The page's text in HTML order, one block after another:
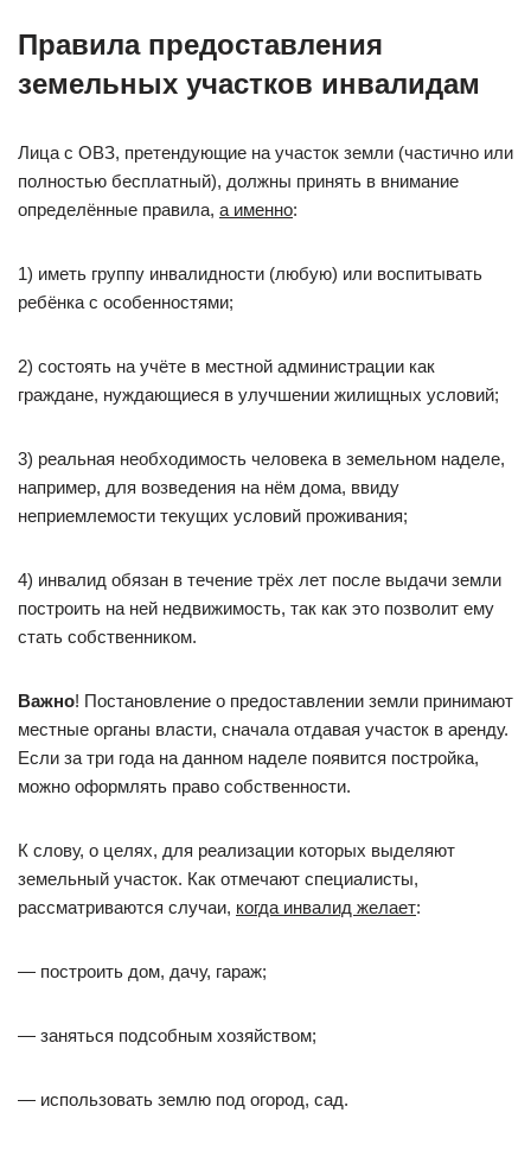
Правила предоставления
земельных участков инвалидам
Лица с ОВЗ, претендующие на участок земли (частично или
полностью бесплатный), должны принять в внимание
определённые правила, а именно:
1) иметь группу инвалидности (любую) или воспитывать
ребёнка с особенностями;
2) состоять на учёте в местной администрации как
граждане, нуждающиеся в улучшении жилищных условий;
3) реальная необходимость человека в земельном наделе,
например, для возведения на нём дома, ввиду
неприемлемости текущих условий проживания;
4) инвалид обязан в течение трёх лет после выдачи земли
построить на ней недвижимость, так как это позволит ему
стать собственником.
Важно! Постановление о предоставлении земли принимают
местные органы власти, сначала отдавая участок в аренду.
Если за три года на данном наделе появится постройка,
можно оформлять право собственности.
К слову, о целях, для реализации которых выделяют
земельный участок. Как отмечают специалисты,
рассматриваются случаи, когда инвалид желает:
— построить дом, дачу, гараж;
— заняться подсобным хозяйством;
— использовать землю под огород, сад.